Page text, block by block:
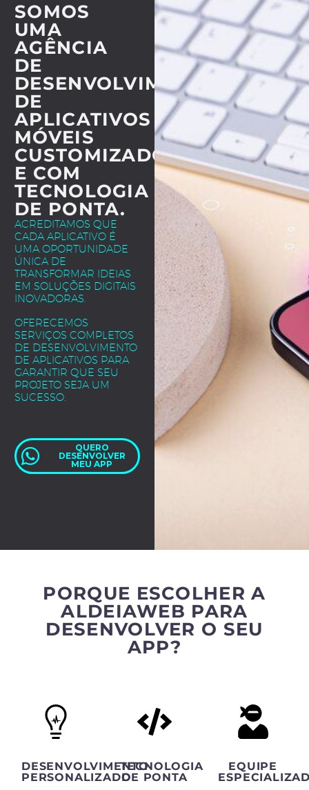
SOMOS
UMA
AGÊNCIA
DE
DESENVOLVIMENTO
DE
APLICATIVOS
MÓVEIS
CUSTOMIZADOS
E COM
TECNOLOGIA
DE PONTA.
ACREDITAMOS QUE
CADA APLICATIVO É
UMA OPORTUNIDADE
ÚNICA DE
TRANSFORMAR IDEIAS
EM SOLUÇÕES DIGITAIS
INOVADORAS.
OFERECEMOS
SERVIÇOS COMPLETOS
DE DESENVOLVIMENTO
DE APLICATIVOS PARA
GARANTIR QUE SEU
PROJETO SEJA UM
SUCESSO.
QUERO
DESENVOLVER
MEU APP
PORQUE ESCOLHER A
ALDEIAWEB PARA
DESENVOLVER O SEU
APP?
DESENVOLVIMENTO
PERSONALIZADO
TECNOLOGIA
DE PONTA
EQUIPE